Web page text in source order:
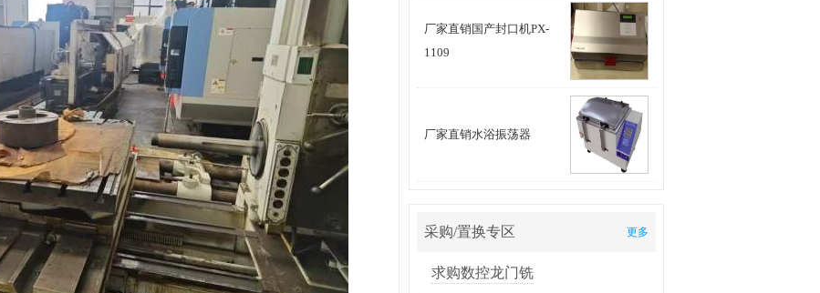
厂家直销国产封口机PX-
1109
厂家直销水浴振荡器
采购/置换专区 更多
求购一台4米或5米立车
便宜处理同款三台数控车床
求购一台国产30吨左右的转塔冲
营口冠华Y3150K滚齿机
德国扎棍磨1x6米